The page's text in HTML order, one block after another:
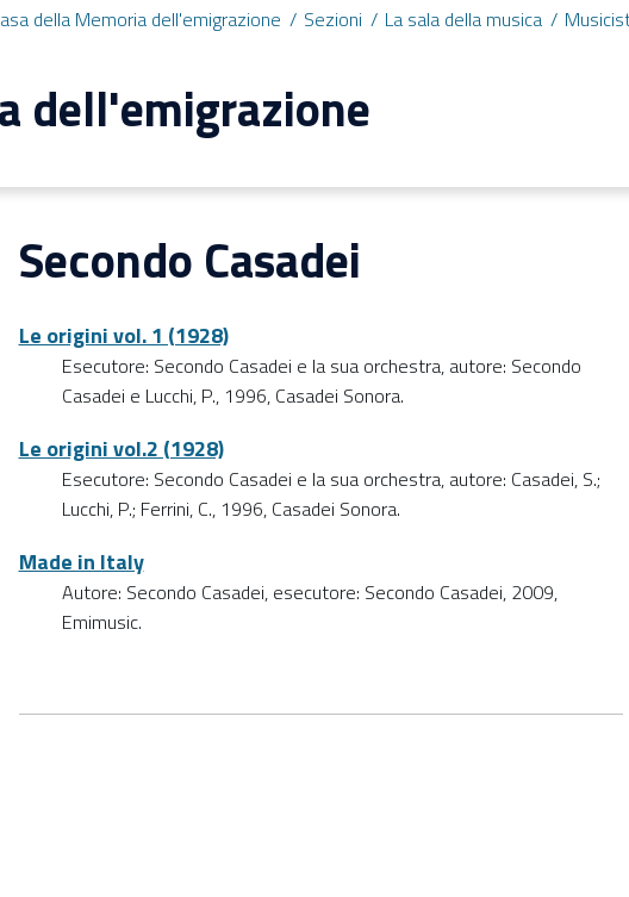
della Memoria dell'emigrazione Sezioni La sala della musica
dell'emigrazione
Secondo Casadei
Le origini vol. 1 (1928)
Esecutore: Secondo Casadei e la sua orchestra, autore: Secondo
Casadei e Lucchi, P., 1996, Casadei Sonora.
Le origini vol.2 (1928)
Esecutore: Secondo Casadei e la sua orchestra, autore: Casadei, S.;
Lucchi, P.; Ferrini, C., 1996, Casadei Sonora.
Made in Italy
Autore: Secondo Casadei, esecutore: Secondo Casadei, 2009,
Emimusic.